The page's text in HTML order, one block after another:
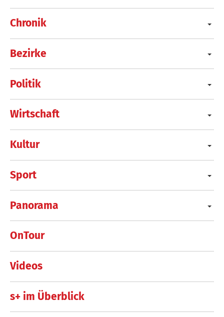
Chronik
Bezirke
Politik
Wirtschaft
Kultur
Sport
Panorama
OnTour
Videos
s+ im Überblick